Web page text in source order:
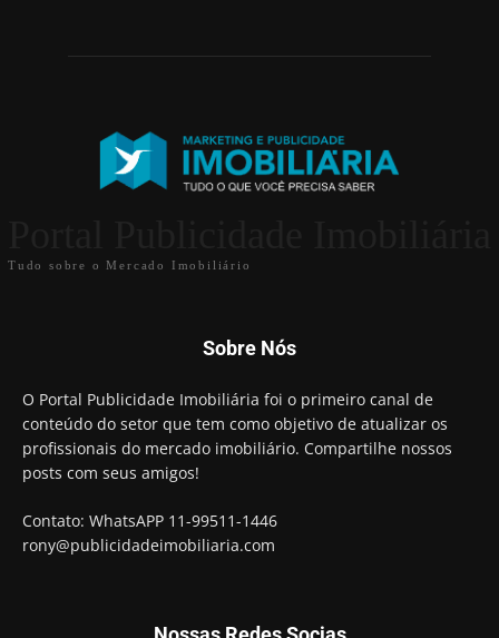
Tudo sobre o Mercado Imobiliário
Sobre Nós
O Portal Publicidade Imobiliária foi o primeiro canal de
conteúdo do setor que tem como objetivo de atualizar os
profissionais do mercado imobiliário. Compartilhe nossos
posts com seus amigos!
Contato: WhatsAPP 11-99511-1446
rony@publicidadeimobiliaria.com